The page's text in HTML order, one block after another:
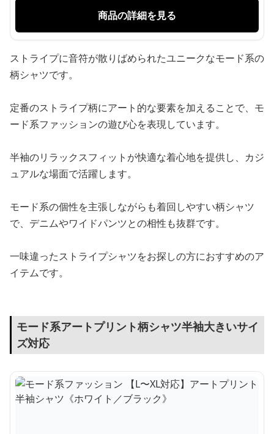
商品の詳細を見る
ストライプに音符が散りばめられたユニークなモード系の
柄シャツです。
定番のストライプ柄にアート的な要素を加えることで、モ
ード系ファッションの遊び心を表現しています。
半袖のリラックスフィットが快適な着心地を提供し、カジ
ュアルな場面で活躍します。
モード系の個性を主張しながらも着回しやすい柄シャツ
で、デニムやワイドパンツとの相性も抜群です。
一味違ったストライプシャツをお探しの方におすすめのア
イテムです。
モード系アートプリント柄シャツ半袖大きいサイ
ズ対応